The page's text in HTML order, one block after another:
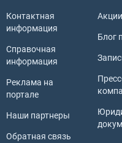
Контактная
информация
Справочная
информация
Реклама на
портале
Наши партнеры
Обратная связь
Акции
Блог